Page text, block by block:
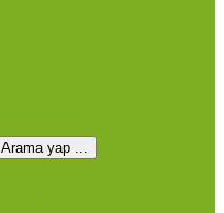
Arama yap ...